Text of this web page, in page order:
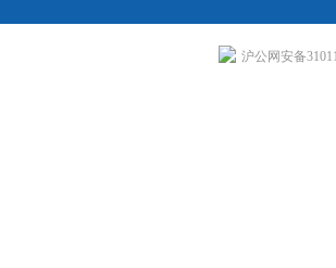
沪公网安备